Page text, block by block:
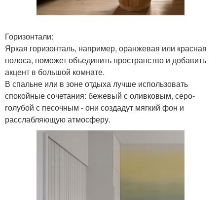
Горизонтали:
Яркая горизонталь, например, оранжевая или красная
полоса, поможет объединить пространство и добавить
акцент в большой комнате.
В спальне или в зоне отдыха лучше использовать
спокойные сочетания: бежевый с оливковым, серо-
голубой с песочным - они создадут мягкий фон и
расслабляющую атмосферу.